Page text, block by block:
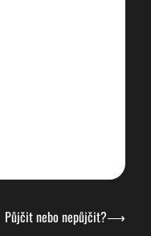
Půjčit nebo nepůjčit?⟶